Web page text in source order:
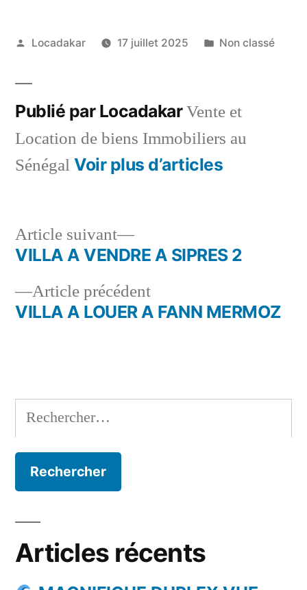
Publié
Locadakar 17 juillet 2025
Publié
Non classé
Publié par LocadakarVente et
Location de biens Immobiliers au
Sénégal Voir plus d’articles
Navigation
deArticle précédentArticle
précédent :
VILLA A LOUER A FANN MERMOZ
Article suivant
Article
suivant :
VILLA A VENDRE A SIPRES 2
Rechercher :
Articles récents